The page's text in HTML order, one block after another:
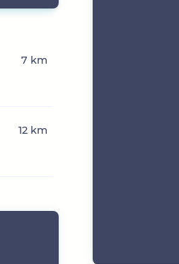
7 km
12 km